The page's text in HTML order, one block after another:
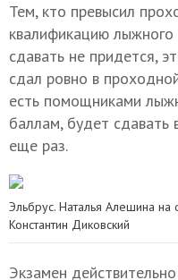
Тем, кто превысил
квалификацию
сдавать не придется,
сдал ровно в
есть помощниками
баллам, будет
еще раз.
Эльбрус. Наталья Алешина на
Константин Диковский
Экзамен